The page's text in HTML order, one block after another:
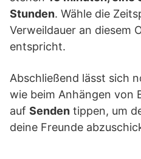
Stunden. Wähle die
Verweildauer an diesem
entspricht.
Abschließend lässt sich
wie beim Anhängen von
auf Senden tippen, um
deine Freunde